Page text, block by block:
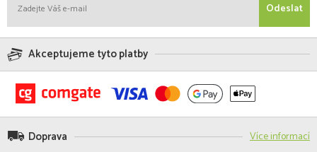
Odeslat
Akceptujeme tyto platby
Doprava Více informací